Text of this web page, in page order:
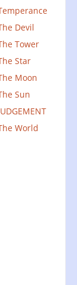
Devil
Tower
Star
Moon
Sun
World